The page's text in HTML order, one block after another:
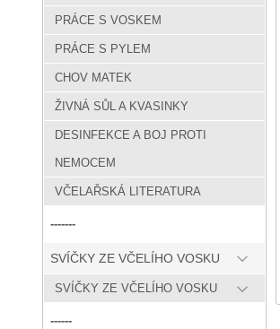
PRÁCE S VOSKEM
PRÁCE S PYLEM
CHOV MATEK
ŽIVNÁ SŮL A KVASINKY
DESINFEKCE A BOJ PROTI
NEMOCEM
VČELAŘSKÁ LITERATURA
-------
SVÍČKY ZE VČELÍHO VOSKU
SVÍČKY ZE VČELÍHO VOSKU
------